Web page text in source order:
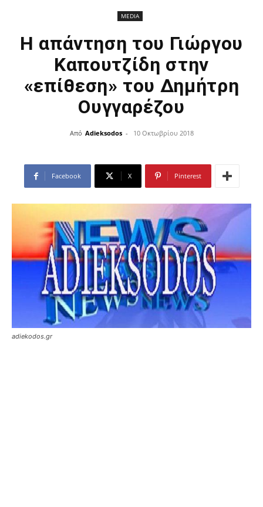
MEDIA
Η απάντηση του Γιώργου
Καπουτζίδη στην
«επίθεση» του Δημήτρη
Ουγγαρέζου
Από Adieksodos - 10 Οκτωβρίου 2018
Facebook X Pinterest
adiekodos.gr